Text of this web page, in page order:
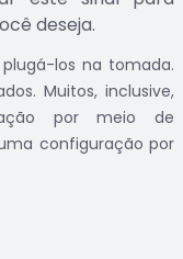
deseja.
los na tomada.
Muitos, inclusive,
por meio de
configuração por